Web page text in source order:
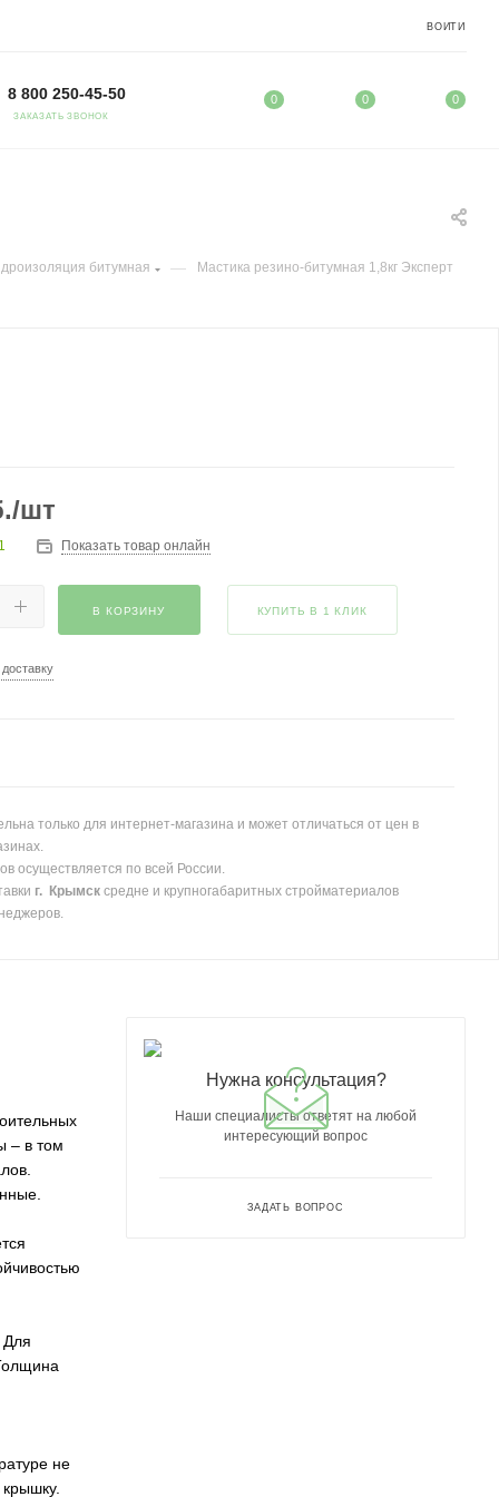
ВОЙТИ
8 800 250-45-50
ЗАКАЗАТЬ ЗВОНОК
0 0 0
битумная — Мастика резино-битумная 1,8кг Эксперт
/шт
Показать товар онлайн
В КОРЗИНУ КУПИТЬ В 1 КЛИК
только для интернет-магазина и может отличаться от цен в
осуществляется по всей России.
г. Крымсксредне и крупногабаритных стройматериалов
– в том
Для
не
Нужна консультация?
Наши специалисты ответят на любой
интересующий вопрос
ЗАДАТЬ ВОПРОС